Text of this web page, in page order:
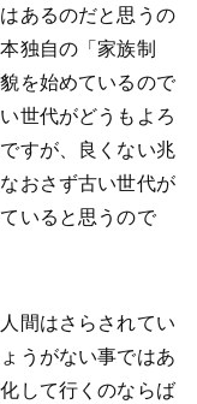
あるのだと思うの
独自の「家族制
を始めているので
世代がどうもよろ
すが、良くない兆
おさず古い世代が
いると思うので
間はさらされてい
うがない事ではあ
して行くのならば